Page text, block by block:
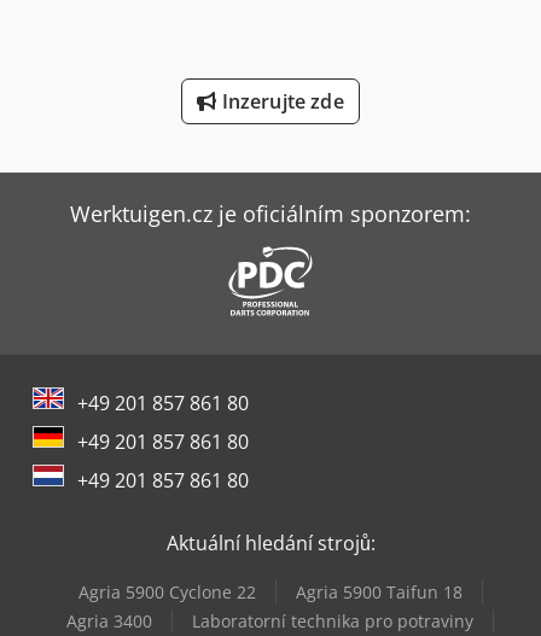
Weinbrenner Tsv 6/3050Inzerujte zde
Werktuigen.cz je oficiálním sponzorem:
+49 201 857 861 80
+49 201 857 861 80
+49 201 857 861 80
Aktuální hledání strojů:
Agria 5900 Cyclone 22
Agria 5900 Taifun 18
Agria 3400
Laboratorní technika pro potraviny